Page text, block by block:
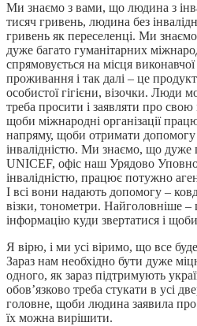
Ми знаємо з вами, що людина з
тисяч гривень, людина без
гривень як переселенці. Ми
дуже багато гуманітарних
спрямовується на місця
проживання і так далі – це
особистої гігієни, візочки.
треба просити і заявляти про
щоби міжнародні організації
напряму, щоби отримати допомогу
інвалідністю. Ми знаємо, що дуже
UNICEF, офіс наш Урядово
інвалідністю, працює потужно
І всі вони надають допомогу –
візки, тонометри. Найголовніше
інформацію куди звертатися і
Я вірю, і ми усі віримо, що все
Зараз нам необхідно бути дуже
одного, як зараз підтримують
обов’язково треба стукати в усі
головне, щоби людина заявила про
їх можна вирішити.